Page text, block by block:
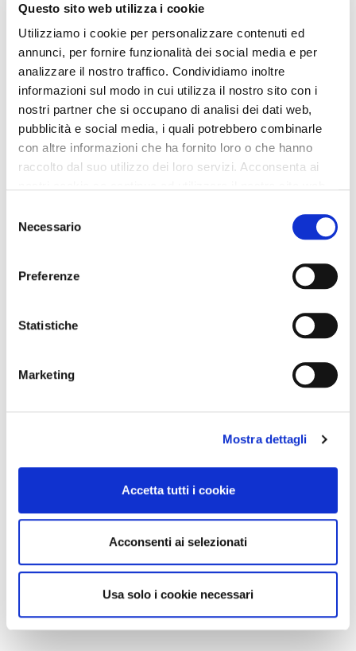
Questo sito web utilizza i cookie
Utilizziamo i cookie per personalizzare contenuti ed
annunci, per fornire funzionalità dei social media e per
analizzare il nostro traffico. Condividiamo inoltre
informazioni sul modo in cui utilizza il nostro sito con i
nostri partner che si occupano di analisi dei dati web,
pubblicità e social media, i quali potrebbero combinarle
con altre informazioni che ha fornito loro o che hanno
raccolto dal suo utilizzo dei loro servizi. Acconsenta ai
delNecessario
Preferenze
Statistiche
Marketing
Mostra dettagli
Accetta tutti i cookie
Acconsenti ai selezionati
Usa solo i cookie necessari